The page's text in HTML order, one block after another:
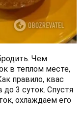
Чем
в теплом месте,
правило, квас
3 суток. Спустя
охлаждаем его